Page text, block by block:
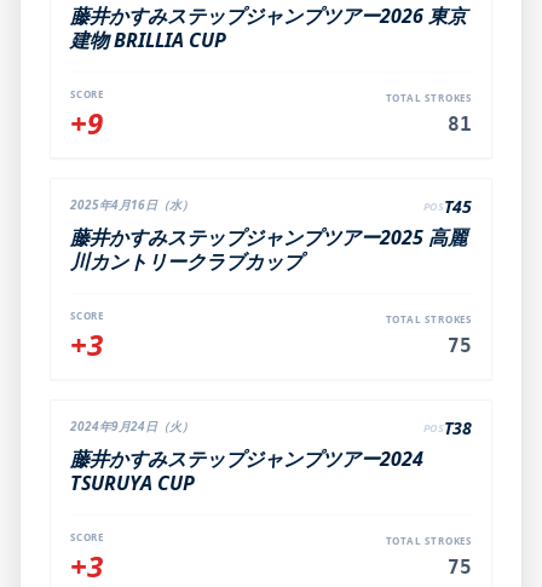
藤井かすみステップジャンプツアー2026 東京
建物 BRILLIA CUP
SCORE
+9
TOTAL STROKES
81
2025年4月16日（水） POST45
藤井かすみステップジャンプツアー2025 高麗
川カントリークラブカップ
SCORE
+3
TOTAL STROKES
75
2024年9月24日（火） POST38
藤井かすみステップジャンプツアー2024
TSURUYA CUP
SCORE
+3
TOTAL STROKES
75